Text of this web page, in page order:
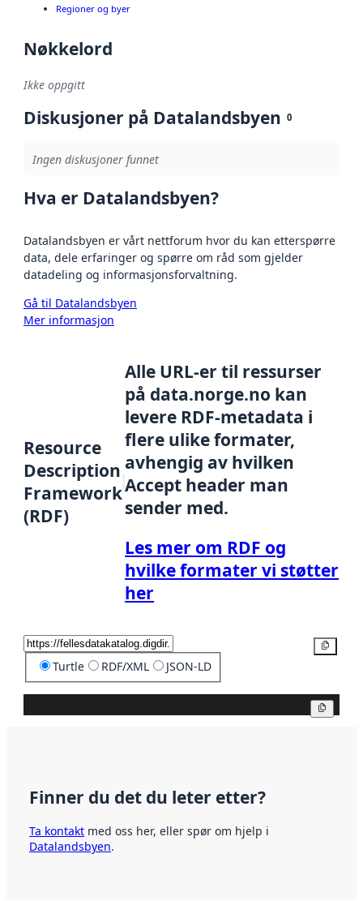
Regioner og byer
Nøkkelord
Ikke oppgitt
Diskusjoner på Datalandsbyen 0
Ingen diskusjoner funnet
Hva er Datalandsbyen?
Datalandsbyen er vårt nettforum hvor du kan etterspørre
data, dele erfaringer og spørre om råd som gjelder
datadeling og informasjonsforvaltning.
Gå til Datalandsbyen
Mer informasjon
Resource
Description
Framework
(RDF)
Alle URL-er til ressurser
på data.norge.no kan
levere RDF-metadata i
flere ulike formater,
avhengig av hvilken
Accept header man
sender med.
Les mer om RDF og
hvilke formater vi støtter
her
Turtle RDF/XML JSON-LD
Finner du det du leter etter?
Ta kontakt med oss her, eller spør om hjelp i
Datalandsbyen.